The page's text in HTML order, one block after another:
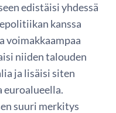
edistäisi yhdessä
kanssa
voimakkaampaa
niiden talouden
ja lisäisi siten
suuri merkitys